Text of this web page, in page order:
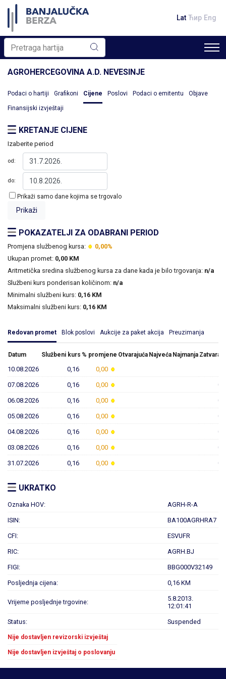
Lat Ћир Eng
AGROHERCEGOVINA A.D. NEVESINJE
Podaci o hartiji Grafikoni Cijene Poslovi Podaci o emitentu Objave
Finansijski izvještaji
KRETANJE CIJENE
Izaberite period
od:
do:
Prikaži samo dane kojima se trgovalo
POKAZATELJI ZA ODABRANI PERIOD
Promjena službenog kursa:
0,00%
Ukupan promet: 0,00 KM
Aritmetička sredina službenog kursa za dane kada je bilo trgovanja: n/a
Službeni kurs ponderisan količinom: n/a
Minimalni službeni kurs: 0,16 KM
Maksimalni službeni kurs: 0,16 KM
Redovan promet Blok poslovi Aukcije za paket akcija Preuzimanja
Datum Službeni kurs % promjene Otvarajuća Najveća Najmanja
10.08.2026 0,16 0,00
07.08.2026 0,16 0,00
06.08.2026 0,16 0,00
05.08.2026 0,16 0,00
04.08.2026 0,16 0,00
03.08.2026 0,16 0,00
31.07.2026 0,16 0,00
UKRATKO
Oznaka HOV: AGRH-R-A
ISIN: BA100AGRHRA7
CFI: ESVUFR
RIC: AGRH.BJ
FIGI: BBG000V32149
Posljednja cijena: 0,16 KM
Vrijeme posljednje trgovine:
5.8.2013.
12:01:41
Status: Suspended
Nije dostavljen revizorski izvještaj
Nije dostavljen izvještaj o poslovanju